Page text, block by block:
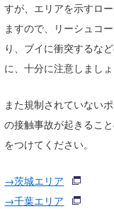
会員メニュー
今月のプレゼント
すが、エリアを示すロ
ますので、リーシュコ
り、ブイに衝突するな
に、十分に注意しましょ
また規制されていない
の接触事故が起きるこ
をつけてください。
→茨城エリア
→千葉エリア
ショップ情報
千葉北
伊豆
千葉南
四国
ウラナミ
お知らせ
その他
ルール＆How to
VOTE!
サーファーズ